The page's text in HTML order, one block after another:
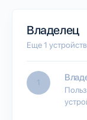
Владелец
Еще 1
1